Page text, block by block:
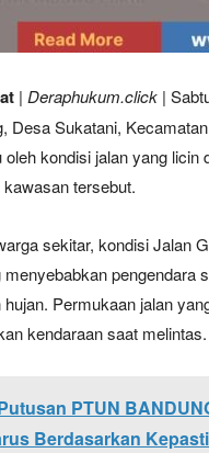
| Deraphukum.click |
Desa Sukatani,
kondisi jalan yang
tersebut.
sekitar, kondisi Jalan
pengendara
Permukaan jalan
kendaraan saat melintas.
PTUN
Berdasarkan